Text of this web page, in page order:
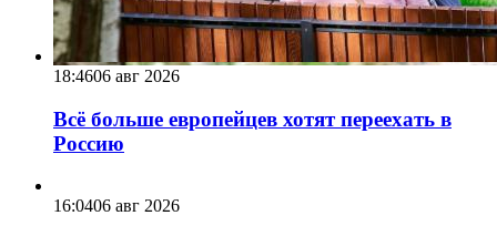
18:4606 авг 2026
Всё больше европейцев хотят переехать в
Россию
16:0406 авг 2026